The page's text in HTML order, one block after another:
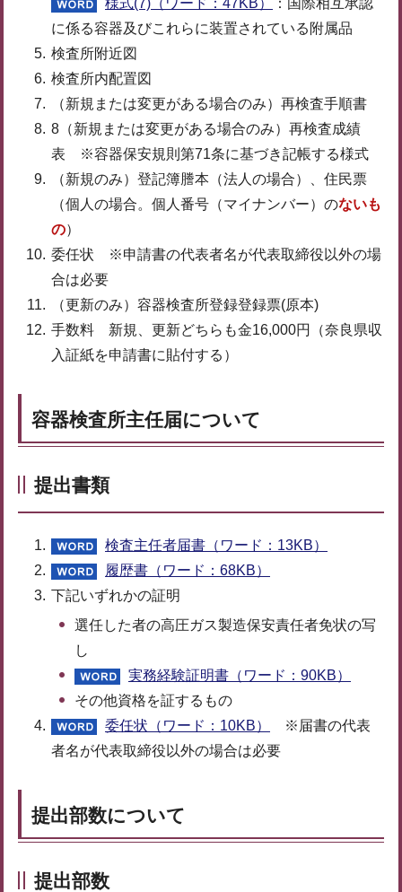
に係る容器及びこれらに装置されている附属品
検査所附近図
検査所内配置図
（新規または変更がある場合のみ）再検査手順書
8（新規または変更がある場合のみ）再検査成績
表 ※容器保安規則第71条に基づき記帳する様式
（新規のみ）登記簿謄本（法人の場合）、住民票
（個人の場合。個人番号（マイナンバー）のないも
の）
委任状 ※申請書の代表者名が代表取締役以外の場
合は必要
（更新のみ）容器検査所登録登録票(原本)
手数料 新規、更新どちらも金16,000円（奈良県収
入証紙を申請書に貼付する）
容器検査所主任届について
提出書類
検査主任者届書（ワード：13KB）
履歴書（ワード：68KB）
下記いずれかの証明
選任した者の高圧ガス製造保安責任者免状の写
し
実務経験証明書（ワード：90KB）
その他資格を証するもの
委任状（ワード：10KB）
※届書の代表
者名が代表取締役以外の場合は必要
提出部数について
提出部数